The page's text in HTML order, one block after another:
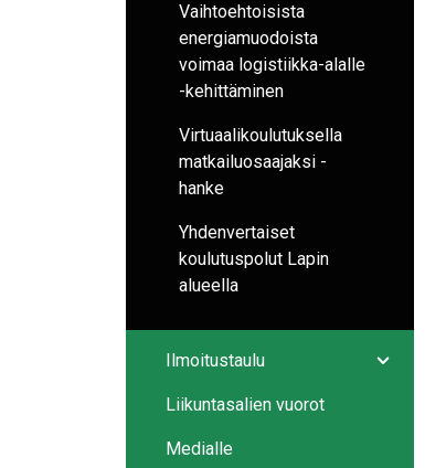
Vaihtoehtoisista
energiamuodoista
voimaa logistiikka-alalle
-kehittäminen
Virtuaalikoulutuksella
matkailuosaajaksi -
hanke
Yhdenvertaiset
koulutuspolut Lapin
alueella
Avaa/
Ilmoitustaulu
Liikuntasalien vuorot
Medialle